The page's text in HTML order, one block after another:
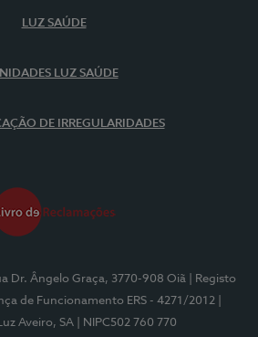
LUZ SAÚDE
LUZ SAÚDE
DE IRREGULARIDADES
Dr. Ângelo Graça, 3770-908 Oiã
| Registo
de Funcionamento ERS - 4271/2012
Aveiro, SA
| NIPC502 760 770